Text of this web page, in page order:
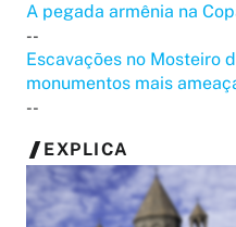
A pegada armênia na
--
Escavações no Mosteiro
monumentos mais
--
EXPLICA